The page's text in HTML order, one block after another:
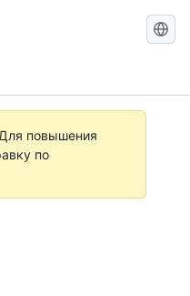
Search
повышения
по